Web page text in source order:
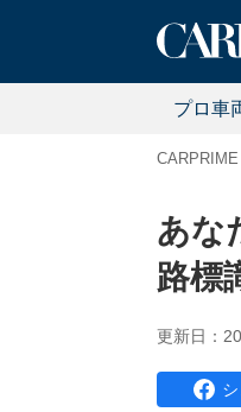
プロ車
あな
路標
更新日：